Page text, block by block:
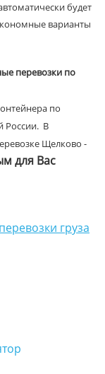
будет
варианты
перевозки по
по
России. В
Щелково -
для Вас
груза